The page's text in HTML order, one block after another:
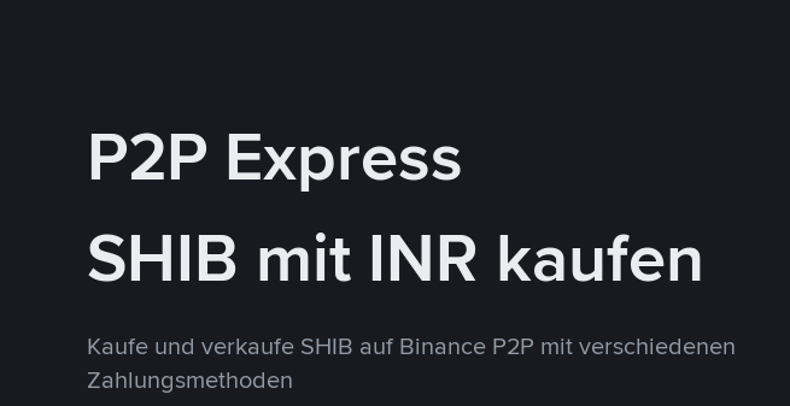
P2P Express
SHIB mit INR kaufen
Kaufe und verkaufe SHIB auf Binance P2P mit verschiedenen
Zahlungsmethoden